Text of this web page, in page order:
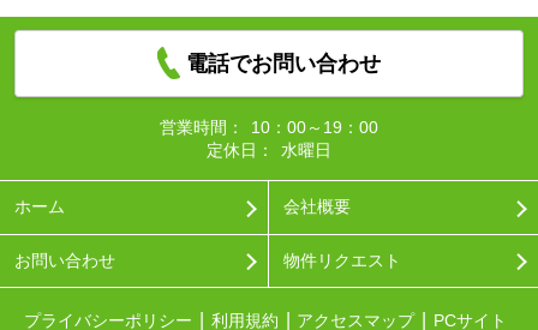
電話でお問い合わせ
営業時間：
10：00～19：00
定休日：
水曜日
ホーム 会社概要
お問い合わせ 物件リクエスト
プライバシーポリシー 利用規約 アクセスマップ PCサイト